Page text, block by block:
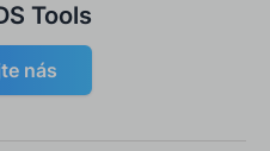
Tools
nás